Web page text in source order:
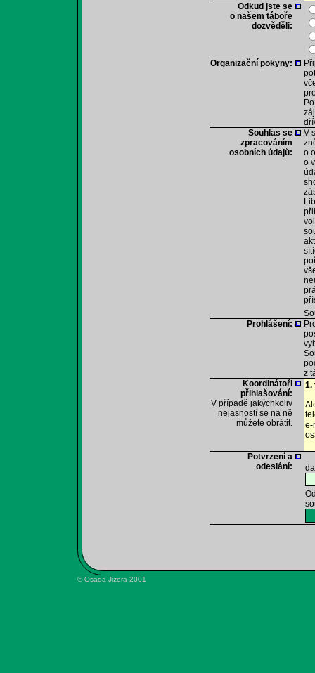
Odkud jste se
o našem táboře
dozvěděli:
Organizační pokyny:
Souhlas se
zpracováním
osobních údajů:
V
o
o
Prohlášení:
z
Koordinátoři
přihlašování:
V případě jakýchkoliv
nejasností se na ně
můžete obrátit.
1.
e-
Potvrzení a
odeslání:
© Osada Jizera 2001